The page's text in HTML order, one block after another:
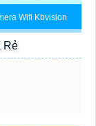
Wifi Kbvision
Rẻ